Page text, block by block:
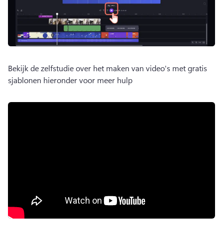
Bekijk de zelfstudie over het maken van video's met gratis
sjablonen hieronder voor meer hulp